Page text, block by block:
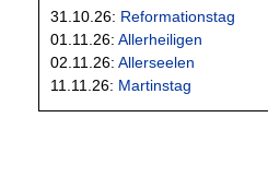
31.10.26: Reformationstag
01.11.26: Allerheiligen
02.11.26: Allerseelen
11.11.26: Martinstag